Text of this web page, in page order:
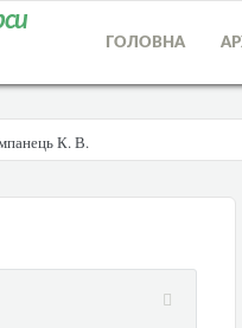
ГОЛОВНА
К. В.